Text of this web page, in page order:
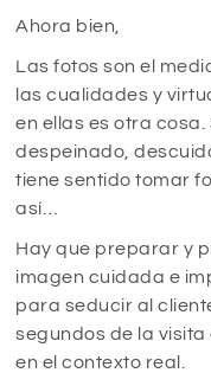
Ahora bien,
Las fotos son el
las cualidades y
en ellas es otra cosa.
despeinado,
tiene sentido tomar
así…
Hay que preparar y
imagen cuidada e
para seducir al
segundos de la
en el contexto real.